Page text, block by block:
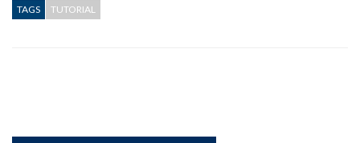
TAGS TUTORIAL